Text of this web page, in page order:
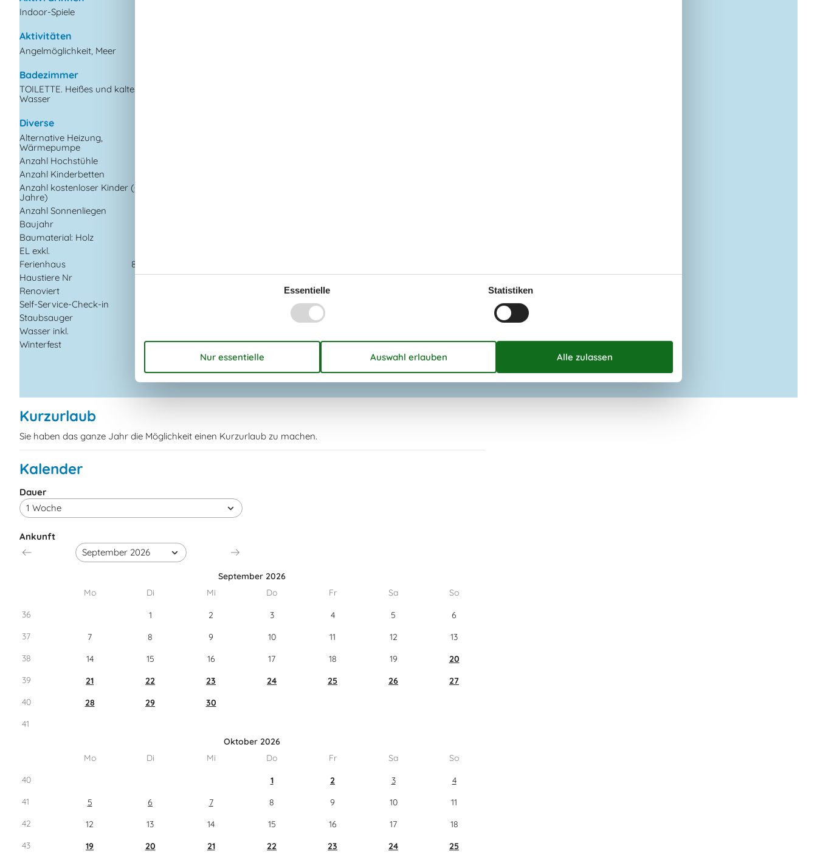
Indoor-Spiele
Aktivitäten
Angelmöglichkeit, Meer
Badezimmer
TOILETTE. Heißes und kaltes
Wasser
Diverse
Alternative Heizung,
Wärmepumpe
Anzahl Hochstühle
Anzahl Kinderbetten
Anzahl kostenloser Kinder (<4
Jahre)
Anzahl Sonnenliegen
Baujahr
Baumaterial: Holz
EL exkl.
Ferienhaus
83 m²
Haustiere Nr
Renoviert
Self-Service-Check-in
Staubsauger
Wasser inkl.
Winterfest
CD Gerät
vermietet
Kurzurlaub
Sie haben das ganze Jahr die Möglichkeit einen Kurzurlaub zu machen.
Kalender
Ankunft
September 2026
Mo
Di Mi Do Fr Sa
So
36
1 2 3 4 5
6
37
7 8 9 10 11 12
13
38
14 15 16 17 18 19
20
39
21 22 23 24 25 26
27
40
28 29
30
41
Oktober 2026
Mo
Di Mi Do Fr Sa
So
40
1 2 3
4
41
5 6 7 8 9 10
11
42
12 13 14 15 16 17
18
43
19 20 21 22 23 24 25
Dauer
Essentielle Statistiken